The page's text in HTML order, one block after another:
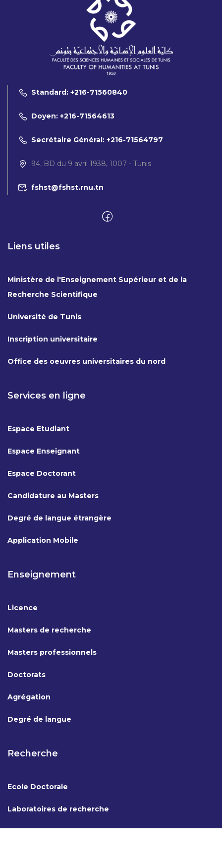
Standard: +216-71560840
Doyen: +216-71564613
Secrétaire Général: +216-71564797
94, BD du 9 avril 1938, 1007 - Tunis
fshst@fshst.rnu.tn
Liens utiles
Ministère de l'Enseignement Supérieur et de la
Recherche Scientifique
Université de Tunis
Inscription universitaire
Office des oeuvres universitaires du nord
Services en ligne
Espace Etudiant
Espace Enseignant
Espace Doctorant
Candidature au Masters
Degré de langue étrangère
Application Mobile
Enseignement
Licence
Masters de recherche
Masters professionnels
Doctorats
Agrégation
Degré de langue
Recherche
Ecole Doctorale
Laboratoires de recherche
Coopération internationale